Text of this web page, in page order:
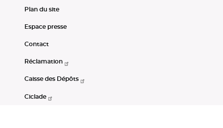
Plan du site
Espace presse
Contact
Réclamation
Caisse des Dépôts
Ciclade